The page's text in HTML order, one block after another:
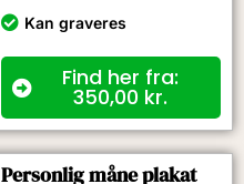
Kan graveres
Find her fra:
350,00 kr.
Personlig måne plakat